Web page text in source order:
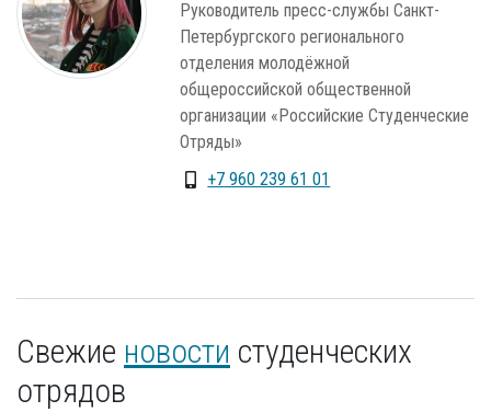
Руководитель пресс-службы Санкт-
Петербургского регионального
отделения молодёжной
общероссийской общественной
организации «Российские Студенческие
Отряды»
+7 960 239 61 01
Свежие новости студенческих
отрядов